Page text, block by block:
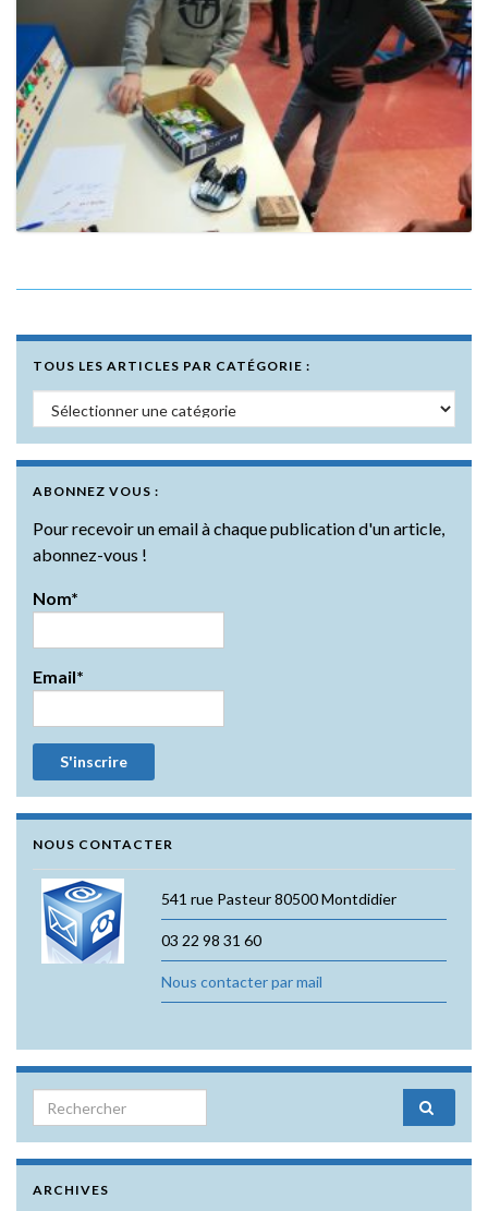
TOUS LES ARTICLES PAR CATÉGORIE :
Tous les articles par catégorie :
ABONNEZ VOUS :
Pour recevoir un email à chaque publication d'un article,
abonnez-vous !
Nom*
Email*
NOUS CONTACTER
541 rue Pasteur 80500 Montdidier
03 22 98 31 60
Nous contacter par mail
Search for:
ARCHIVES